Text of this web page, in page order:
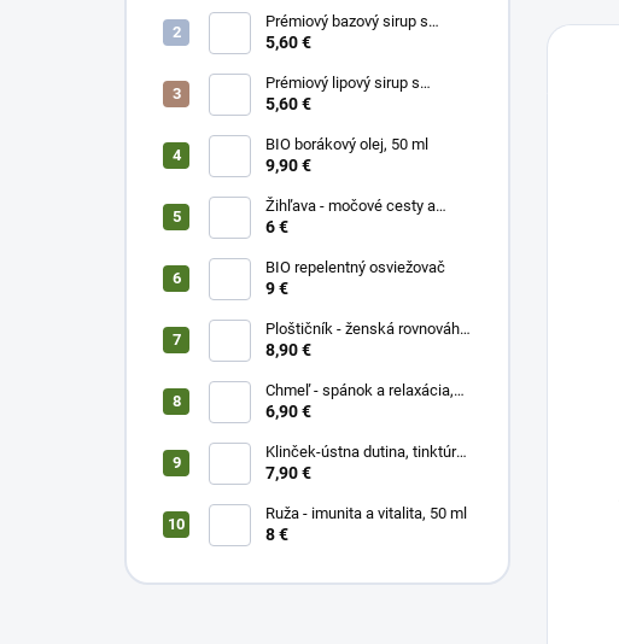
Prémiový bazový sirup s
limetkou a vitam. C
5,60 €
Prémiový lipový sirup s
citrónom a vitamínom C
5,60 €
BIO borákový olej, 50 ml
9,90 €
Žihľava - močové cesty a
prostata, 50 ml
6 €
BIO repelentný osviežovač
9 €
Ploštičník - ženská rovnováha,
50 ml
8,90 €
Chmeľ - spánok a relaxácia,
50 ml
6,90 €
Klinček-ústna dutina, tinktúra
50 ml
7,90 €
Ruža - imunita a vitalita, 50 ml
8 €